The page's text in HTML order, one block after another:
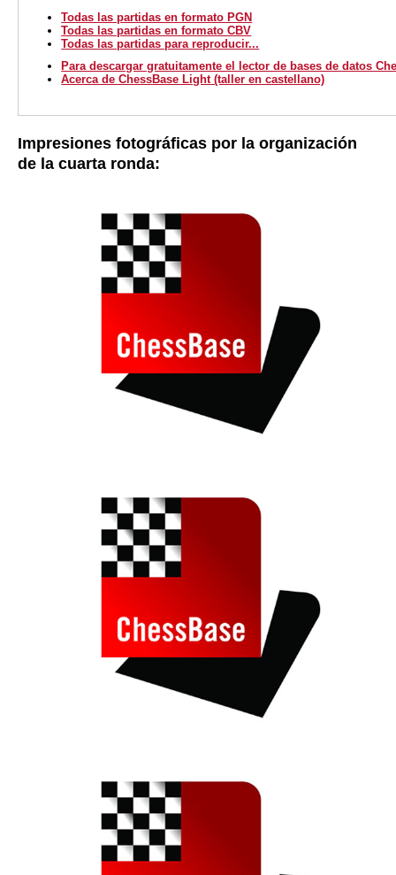
Todas las partidas en formato PGN
Todas las partidas en formato CBV
Todas las partidas para reproducir...
Para descargar gratuitamente el lector de bases de datos
Acerca de ChessBase Light (taller en castellano)
Impresiones fotográficas por la organización
de la cuarta ronda: